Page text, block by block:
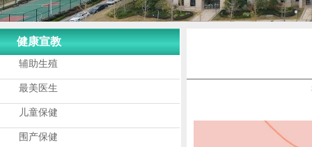
健康宣教
辅助生殖
最美医生
儿童保健
围产保健